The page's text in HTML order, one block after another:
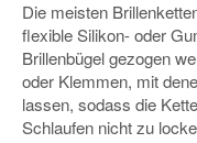
Die meisten
flexibleSilikon- oder
Brillenbügel gezogen
oder Klemmen, mit
lassen, sodass die
Schlaufen nicht zu